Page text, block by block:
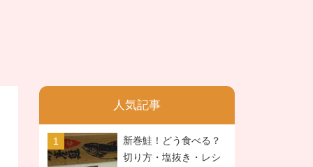
人気記事
新巻鮭！どう食べる？
切り方・塩抜き・レシ